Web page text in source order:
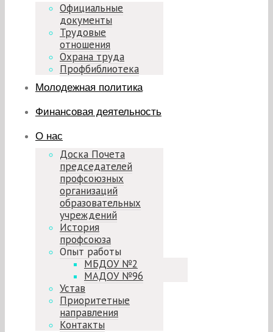
Официальные
документы
Трудовые
отношения
Охрана труда
Профбиблиотека
Молодежная политика
Финансовая деятельность
О нас
Доска Почета
председателей
профсоюзных
организаций
образовательных
учреждений
История
профсоюза
Опыт работы
МБДОУ №2
МАДОУ №96
Устав
Приоритетные
направления
Контакты